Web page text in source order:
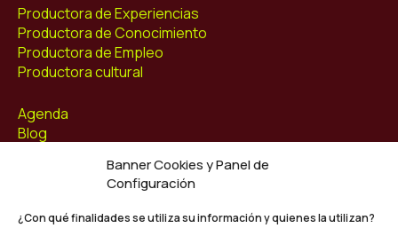
Banner Cookies y Panel de
Configuración
¿Con qué finalidades se utiliza su información y quienes la utilizan?
Productora de Experiencias
Productora de Conocimiento
Productora de Empleo
Productora cultural
Agenda
Blog
Facebook